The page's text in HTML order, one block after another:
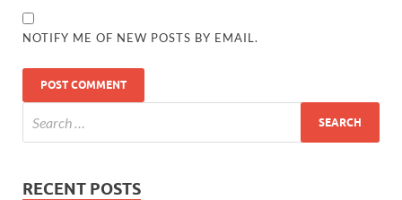
NOTIFY ME OF NEW POSTS BY EMAIL.
RECENT POSTS